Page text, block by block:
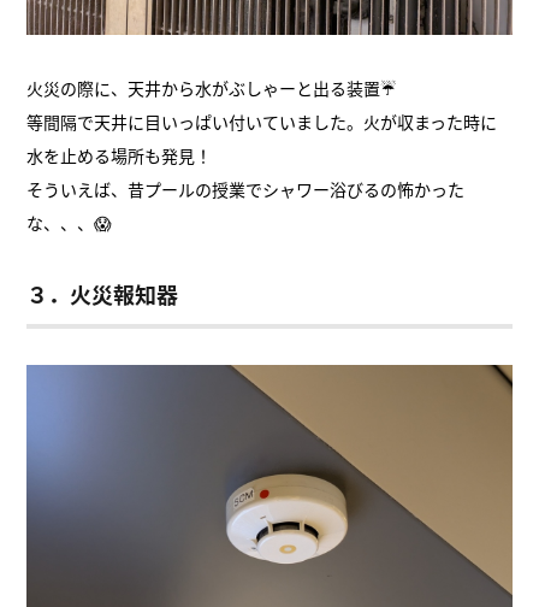
火災の際に、天井から水がぶしゃーと出る装置☔
等間隔で天井に目いっぱい付いていました。火が収まった時に
水を止める場所も発見！
そういえば、昔プールの授業でシャワー浴びるの怖かった
な、、、😱
３．火災報知器